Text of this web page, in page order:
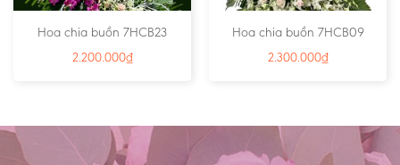
Hoa chia buồn 7HCB23
2.200.000₫
Hoa chia buồn 7HCB09
2.300.000₫